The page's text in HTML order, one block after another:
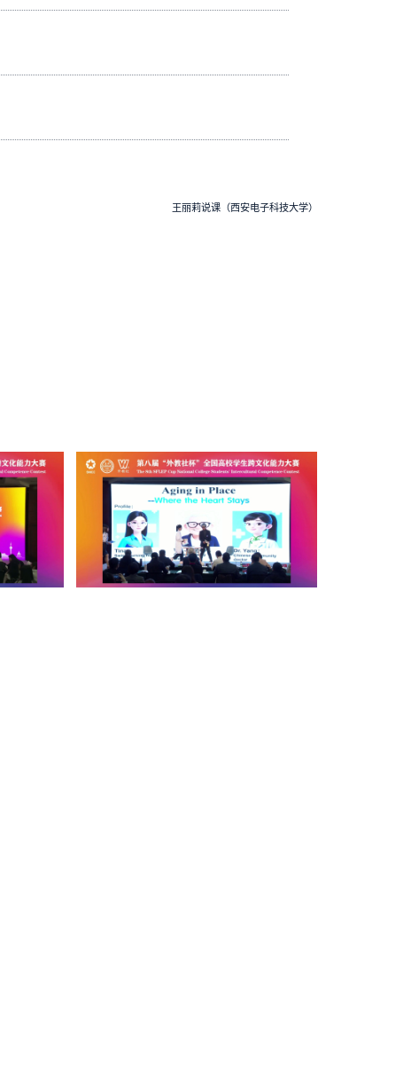
王丽莉说课（西安电子科技大学）